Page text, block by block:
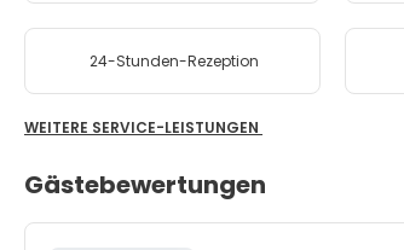
24-Stunden-Rezeption
WEITERE SERVICE-LEISTUNGEN
Gästebewertungen